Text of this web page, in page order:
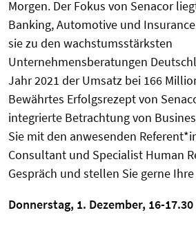
Morgen. Der Fokus von Senacor
Banking, Automotive und
sie zu den wachstumsstärksten
Unternehmensberatungen
Jahr 2021 der Umsatz bei 166
Bewährtes Erfolgsrezept von
integrierte Betrachtung von
Sie mit den anwesenden
Consultant und Specialist Human
Gespräch und stellen Sie gerne
Donnerstag, 1. Dezember, 16-